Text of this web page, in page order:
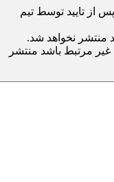
از تایید توسط تیم
منتشر نخواهد شد.
غیر مرتبط باشد منتشر